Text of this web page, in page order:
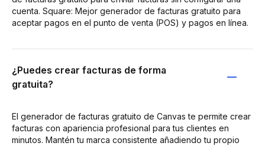
cuenta. Square: Mejor generador de facturas gratuito para
aceptar pagos en el punto de venta (POS) y pagos en línea.
¿Puedes crear facturas de forma
gratuita?
El generador de facturas gratuito de Canvas te permite crear
facturas con apariencia profesional para tus clientes en
minutos. Mantén tu marca consistente añadiendo tu propio